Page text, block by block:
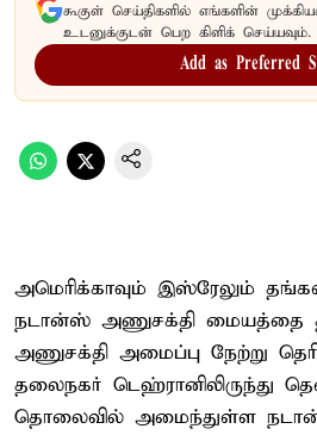
கூகுள் செய்திகளில் எங்களின்
உடனுக்குடன் பெற கிளிக் செய்யவும்.
Add as Preferred
அமெரிக்காவும் இஸ்ரேலும்
நடான்ஸ் அணுசக்தி மையத்தை
அணுசக்தி அமைப்பு நேற்று
தலைநகர் டெஹ்ரானிலிருந்து
தொலைவில் அமைந்துள்ள